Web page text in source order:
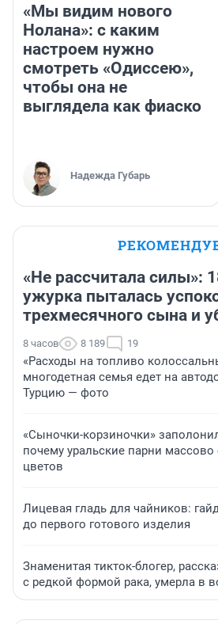
«Мы видим нового
Нолана»: с каким
настроем нужно
смотреть «Одиссею»,
чтобы она не
выглядела как фиаско
Надежда Губарь
«Не рассчитала силы»:
ужурка пыталась
трехмесячного сына и
8 часов 8 189 19
«Расходы на топливо
многодетная семья едет на
Турцию — фото
«Сыночки-корзиночки»
почему уральские парни
цветов
Лицевая гладь для чайников:
до первого готового изделия
Знаменитая тикток-блогер,
с редкой формой рака, умерла в